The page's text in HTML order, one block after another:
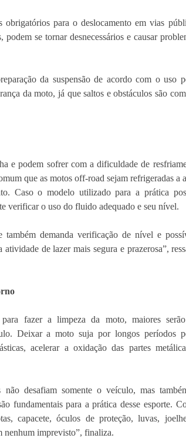
obrigatórios para o deslocamento em vias
se tornar desnecessários e causar
da suspensão de acordo com o uso
da moto, já que saltos e obstáculos são
e podem sofrer com a dificuldade de
que as motos off-road sejam refrigeradas a
Caso o modelo utilizado para a prática
verificar o uso do fluido adequado e seu nível.
demanda verificação de nível e
de lazer mais segura e prazerosa”,
fazer a limpeza da moto, maiores
Deixar a moto suja por longos períodos
acelerar a oxidação das partes
desafiam somente o veículo, mas
fundamentais para a prática desse esporte.
capacete, óculos de proteção, luvas,
nenhum imprevisto”, finaliza.